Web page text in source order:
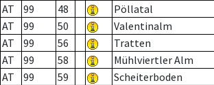
AT
99 48 Pöllatal
AT
99 50 Valentinalm
AT
99 56 Tratten
AT
99 58 Mühlviertler Alm
AT
99 59 Scheiterboden